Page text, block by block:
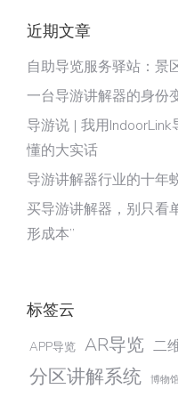
近期文章
自助导览服务驿站：景
一台导游讲解器的身份
导游说 | 我用
懂的大实话
导游讲解器行业的十年
买导游讲解器，别只
形成本”
标签云
APP导览 AR导览 二
分区讲解系统 博物